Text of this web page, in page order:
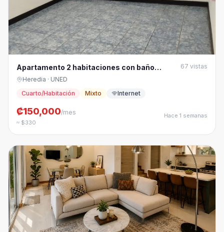
Apartamento 2 habitaciones con baño
independiente.
67 vistas
Heredia · UNED
Cuarto/Habitación
Mixto Internet
₡150,000/mes
≈ $330
Hace 1 semanas